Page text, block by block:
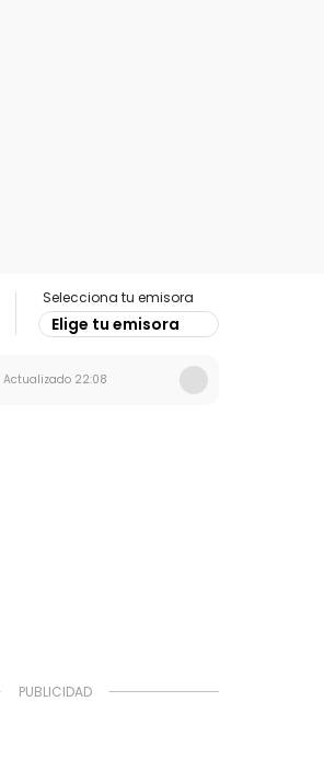
Selecciona tu emisora
Elige tu emisora
Actualizado 22:08